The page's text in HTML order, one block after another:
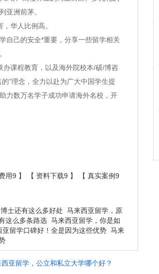
亚洲前茅。
华人比例高。
自己的安全*重要，分享一些留学相关
。
课程教育，以及海外院校本/硕/博咨
"理念，全力以赴为广大中国学生提
力数万名学子成功申请海外名校，开
用9 】 【 资料下载9 】 【 真实案例9
士还有这么多好处 马来西亚留学，原
这么多条路选 马来西亚留学，你是如
亚留学口碑好！全是因为这些优势 马来
亚留学，公立和私立大学哪个好？